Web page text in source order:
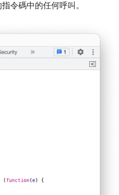
令碼中的任何呼叫。